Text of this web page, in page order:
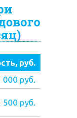
руб.
000 руб.
500 руб.